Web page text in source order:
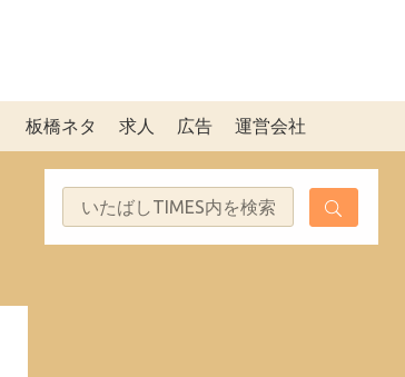
板橋ネタ 求人 広告 運営会社